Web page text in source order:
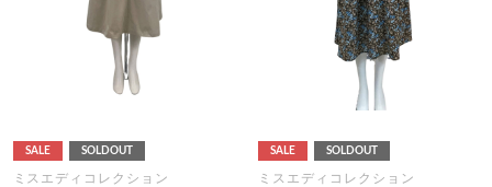
SALE SOLDOUT
ミスエディコレクション
SALE SOLDOUT
ミスエディコレクション